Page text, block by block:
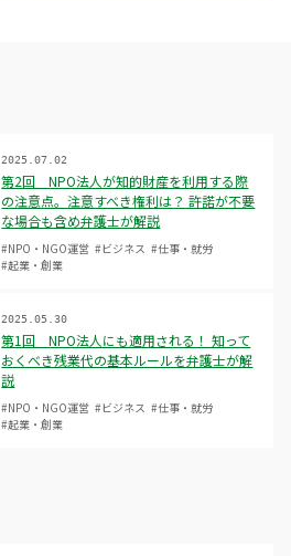
第2回 NPO法人が知的財産を利用する際
の注意点。注意すべき権利は？ 許諾が不要
な場合も含め弁護士が解説
2025.07.02
#NPO・NGO運営 #ビジネス #仕事・就労
#起業・創業
第1回 NPO法人にも適用される！ 知って
おくべき残業代の基本ルールを弁護士が解
説
2025.05.30
#NPO・NGO運営 #ビジネス #仕事・就労
#起業・創業